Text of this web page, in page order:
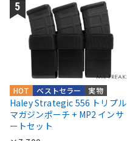
実物
ベストセラー
HOT
Haley Strategic 556 トリプル
マガジンポーチ + MP2 インサ
ートセット